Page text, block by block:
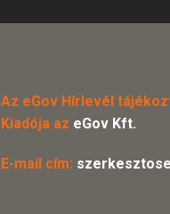
Az eGov Hírlevél
Kiadója az eGov Kft.
E-mail cím: